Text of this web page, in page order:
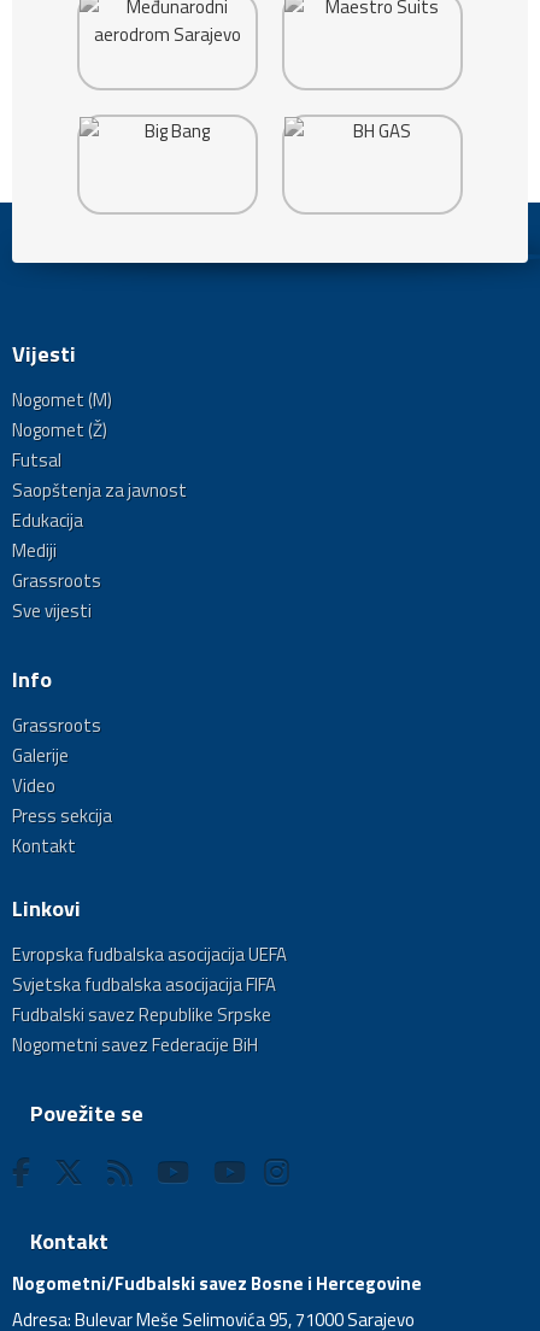
Vijesti
Nogomet (M)
Nogomet (Ž)
Futsal
Saopštenja za javnost
Edukacija
Mediji
Grassroots
Sve vijesti
Info
Grassroots
Galerije
Video
Press sekcija
Kontakt
Linkovi
Evropska fudbalska asocijacija UEFA
Svjetska fudbalska asocijacija FIFA
Fudbalski savez Republike Srpske
Nogometni savez Federacije BiH
Povežite se
Kontakt
Nogometni/Fudbalski savez Bosne i Hercegovine
Adresa: Bulevar Meše Selimovića 95, 71000 Sarajevo